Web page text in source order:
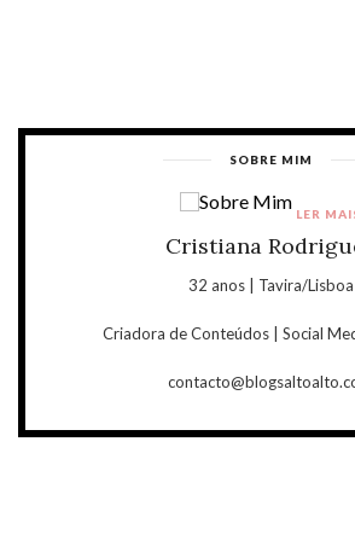
SOBRE MIM
Cristiana
32 anos | Tavira/Lisboa
Criadora de Conteúdos | Social
LER